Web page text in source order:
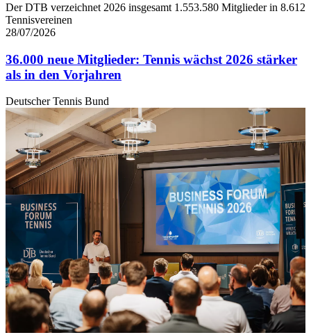
Der DTB verzeichnet 2026 insgesamt 1.553.580 Mitglieder in 8.612
Tennisvereinen
28/07/2026
36.000 neue Mitglieder: Tennis wächst 2026 stärker
als in den Vorjahren
Deutscher Tennis Bund